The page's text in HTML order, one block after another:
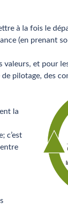
à la fois le
(en prenant
valeurs, et pour
pilotage, des
la
c’est